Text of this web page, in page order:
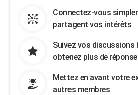
Connectez-vous
partagent vos intérêts
Suivez vos discussions
obtenez plus de
Mettez en avant votre
autres membres